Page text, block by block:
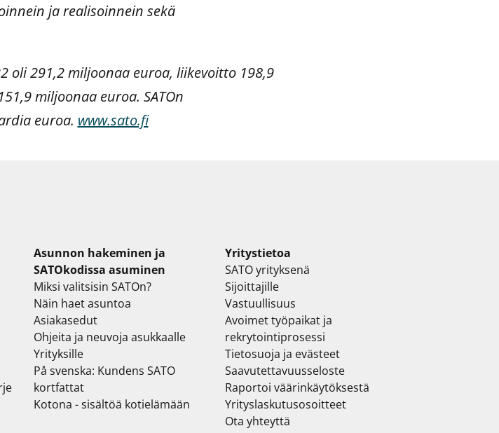
ja realisoinnein sekä
oli 291,2 miljoonaa euroa, liikevoitto 198,9
miljoonaa euroa. SATOn
euroa. www.sato.fi
Asunnon hakeminen ja
SATOkodissa asuminen
Miksi valitsisin SATOn?
Näin haet asuntoa
Asiakasedut
Ohjeita ja neuvoja asukkaalle
Yrityksille
På svenska: Kundens SATO
kortfattat
Kotona - sisältöä kotielämään
Yritystietoa
SATO yrityksenä
Sijoittajille
Vastuullisuus
Avoimet työpaikat ja
rekrytointiprosessi
Tietosuoja ja evästeet
Saavutettavuusseloste
Raportoi väärinkäytöksestä
Yrityslaskutusosoitteet
Ota yhteyttä